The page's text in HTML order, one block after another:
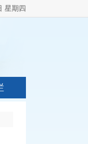
星期四